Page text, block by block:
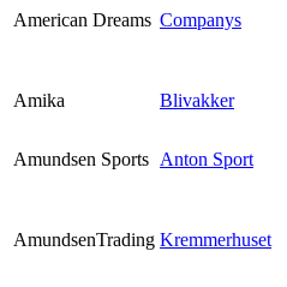
American Dreams Companys
Amika Blivakker
Amundsen Sports Anton Sport
AmundsenTrading Kremmerhuset